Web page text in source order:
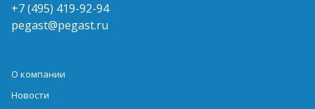
+7 (495) 419-92-94
pegast@pegast.ru
О компании
Новости